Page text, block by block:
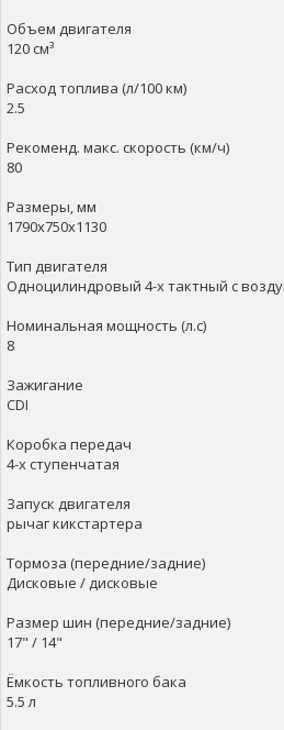
Объем двигателя
120 см³
Расход топлива (л/100 км)
2.5
Рекоменд. макс. скорость (км/ч)
80
Размеры, мм
1790х750х1130
Тип двигателя
Одноцилиндровый 4-х тактный с
Номинальная мощность (л.с)
8
Зажигание
CDI
Коробка передач
4-х ступенчатая
Запуск двигателя
рычаг кикстартера
Тормоза (передние/задние)
Дисковые / дисковые
Размер шин (передние/задние)
17" / 14"
Ёмкость топливного бака
5.5 л